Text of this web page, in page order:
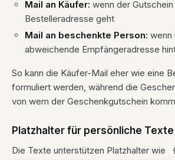
Mail an Käufer: wenn der Gutschein
Bestelleradresse geht
Mail an beschenkte Person: wenn
abweichende Empfängeradresse
So kann die Käufer-Mail eher wie eine
formuliert werden, während die
von wem der Geschenkgutschein
Platzhalter für persönliche Texte
Die Texte unterstützen Platzhalter wie